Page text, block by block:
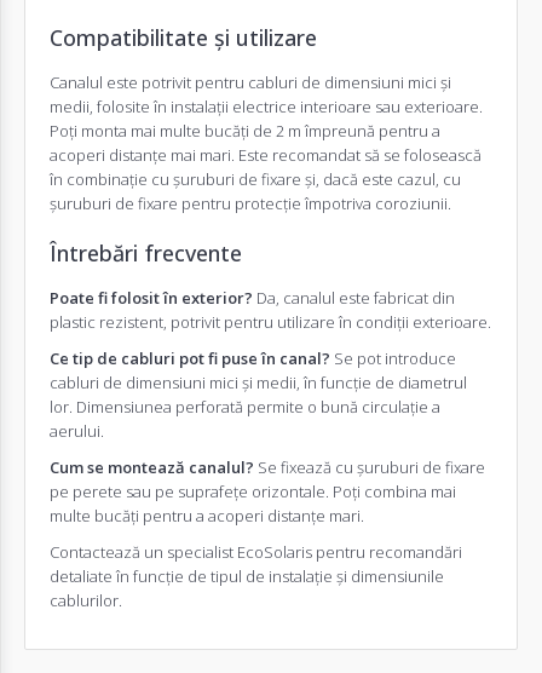
Compatibilitate și utilizare
Canalul este potrivit pentru cabluri de dimensiuni mici și
medii, folosite în instalații electrice interioare sau exterioare.
Poți monta mai multe bucăți de 2 m împreună pentru a
acoperi distanțe mai mari. Este recomandat să se folosească
în combinație cu șuruburi de fixare și, dacă este cazul, cu
șuruburi de fixare pentru protecție împotriva coroziunii.
Întrebări frecvente
Poate fi folosit în exterior? Da, canalul este fabricat din
plastic rezistent, potrivit pentru utilizare în condiții exterioare.
Ce tip de cabluri pot fi puse în canal? Se pot introduce
cabluri de dimensiuni mici și medii, în funcție de diametrul
lor. Dimensiunea perforată permite o bună circulație a
aerului.
Cum se montează canalul? Se fixează cu șuruburi de fixare
pe perete sau pe suprafețe orizontale. Poți combina mai
multe bucăți pentru a acoperi distanțe mari.
Contactează un specialist EcoSolaris pentru recomandări
detaliate în funcție de tipul de instalație și dimensiunile
cablurilor.